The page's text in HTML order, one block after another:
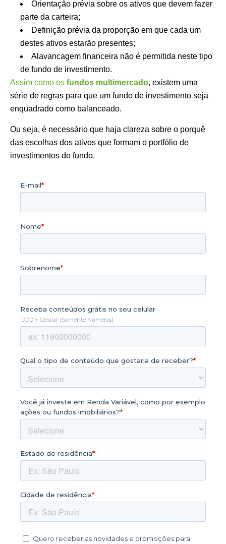
Orientação prévia sobre os ativos que devem fazer
parte da carteira;
Definição prévia da proporção em que cada um
destes ativos estarão presentes;
Alavancagem financeira não é permitida neste tipo
de fundo de investimento.
Assim como os fundos multimercado, existem uma
série de regras para que um fundo de investimento seja
enquadrado como balanceado.
Ou seja, é necessário que haja clareza sobre o porquê
das escolhas dos ativos que formam o portfólio de
investimentos do fundo.